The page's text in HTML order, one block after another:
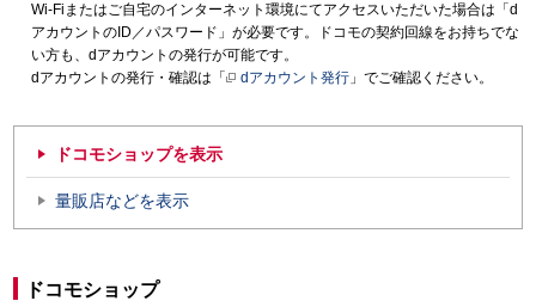
Wi-Fiまたはご自宅のインターネット環境にてアクセスいただいた場合は「d
アカウントのID／パスワード」が必要です。ドコモの契約回線をお持ちでな
い方も、dアカウントの発行が可能です。
dアカウントの発行・確認は「
dアカウント発行 」でご確認ください。
ドコモショップを表示
量販店などを表示
ドコモショップ